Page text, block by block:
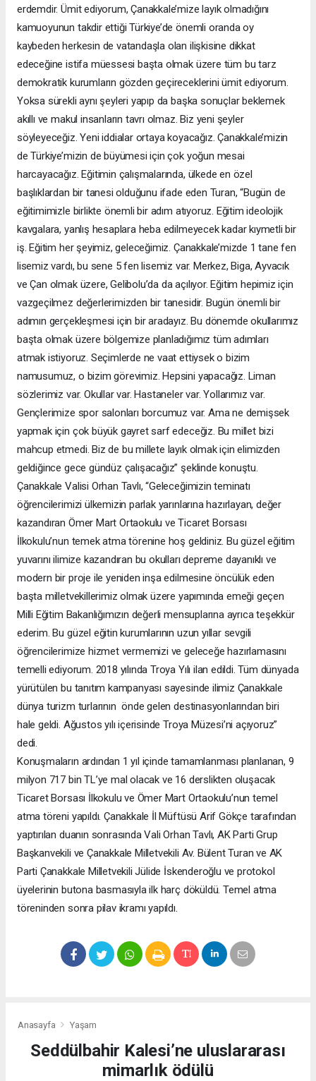
erdemdir. Ümit ediyorum, Çanakkale’mize layık olmadığını
kamuoyunun takdir ettiği Türkiye’de önemli oranda oy
kaybeden herkesin de vatandaşla olan ilişkisine dikkat
edeceğine istifa müessesi başta olmak üzere tüm bu tarz
demokratik kurumların gözden geçireceklerini ümit ediyorum.
Yoksa sürekli aynı şeyleri yapıp da başka sonuçlar beklemek
akıllı ve makul insanların tavrı olmaz. Biz yeni şeyler
söyleyeceğiz. Yeni iddialar ortaya koyacağız. Çanakkale’mizin
de Türkiye’mizin de büyümesi için çok yoğun mesai
harcayacağız. Eğitimin çalışmalarında, ülkede en özel
başlıklardan bir tanesi olduğunu ifade eden Turan, “Bugün de
eğitimimizle birlikte önemli bir adım atıyoruz. Eğitim ideolojik
kavgalara, yanlış hesaplara heba edilmeyecek kadar kıymetli bir
iş. Eğitim her şeyimiz, geleceğimiz. Çanakkale’mizde 1 tane fen
lisemiz vardı, bu sene 5 fen lisemiz var. Merkez, Biga, Ayvacık
ve Çan olmak üzere, Gelibolu’da da açılıyor. Eğitim hepimiz için
vazgeçilmez değerlerimizden bir tanesidir. Bugün önemli bir
adımın gerçekleşmesi için bir aradayız. Bu dönemde okullarımız
başta olmak üzere bölgemize planladığımız tüm adımları
atmak istiyoruz. Seçimlerde ne vaat ettiysek o bizim
namusumuz, o bizim görevimiz. Hepsini yapacağız. Liman
sözlerimiz var. Okullar var. Hastaneler var. Yollarımız var.
Gençlerimize spor salonları borcumuz var. Ama ne demişsek
yapmak için çok büyük gayret sarf edeceğiz. Bu millet bizi
mahcup etmedi. Biz de bu millete layık olmak için elimizden
geldiğince gece gündüz çalışacağız” şeklinde konuştu.
Çanakkale Valisi Orhan Tavlı, “Geleceğimizin teminatı
öğrencilerimizi ülkemizin parlak yarınlarına hazırlayan, değer
kazandıran Ömer Mart Ortaokulu ve Ticaret Borsası
İlkokulu’nun temek atma törenine hoş geldiniz. Bu güzel eğitim
yuvarını ilimize kazandıran bu okulları depreme dayanıklı ve
modern bir proje ile yeniden inşa edilmesine öncülük eden
başta milletvekillerimiz olmak üzere yapımında emeği geçen
Milli Eğitim Bakanlığımızın değerli mensuplarına ayrıca teşekkür
ederim. Bu güzel eğitin kurumlarının uzun yıllar sevgili
öğrencilerimize hizmet vermemizi ve geleceğe hazırlamasını
temelli ediyorum. 2018 yılında Troya Yılı ilan edildi. Tüm dünyada
yürütülen bu tanıtım kampanyası sayesinde ilimiz Çanakkale
dünya turizm turlarının önde gelen destinasyonlarından biri
hale geldi. Ağustos yılı içerisinde Troya Müzesi’ni açıyoruz”
dedi.
Konuşmaların ardından 1 yıl içinde tamamlanması planlanan, 9
milyon 717 bin TL’ye mal olacak ve 16 derslikten oluşacak
Ticaret Borsası İlkokulu ve Ömer Mart Ortaokulu’nun temel
atma töreni yapıldı. Çanakkale İl Müftüsü Arif Gökçe tarafından
yaptırılan duanın sonrasında Vali Orhan Tavlı, AK Parti Grup
Başkanvekili ve Çanakkale Milletvekili Av. Bülent Turan ve AK
Parti Çanakkale Milletvekili Jülide İskenderoğlu ve protokol
üyelerinin butona basmasıyla ilk harç döküldü. Temel atma
töreninden sonra pilav ikramı yapıldı.
Anasayfa Yaşam
Seddülbahir Kalesi’ne uluslararası
mimarlık ödülü